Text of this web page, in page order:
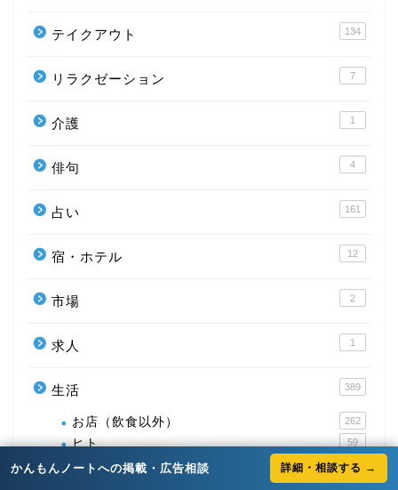
テイクアウト 134
リラクゼーション 7
介護 1
俳句 4
占い 161
宿・ホテル 12
市場 2
求人 1
生活 389
お店（飲食以外） 262
ヒト 59
公園 42
28
かんもんノートへの掲載・広告相談 詳細・相談する →